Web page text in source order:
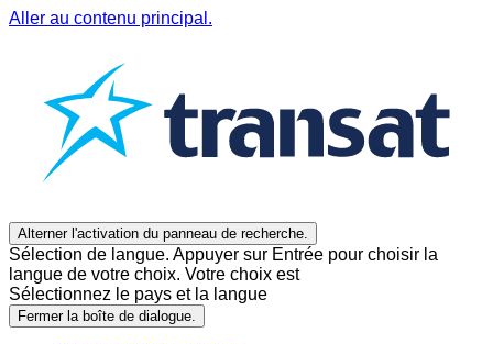
Aller au contenu principal.
Alterner l'activation du panneau de recherche.
Sélection de langue. Appuyer sur Entrée pour choisir la
langue de votre choix. Votre choix est
Sélectionnez le pays et la langue
Fermer la boîte de dialogue.